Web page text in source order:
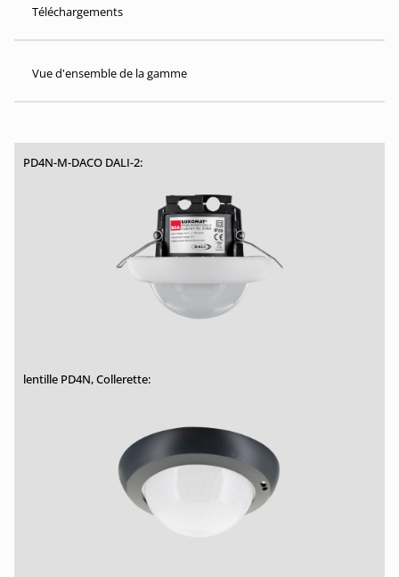
Téléchargements
Vue d'ensemble de la gamme